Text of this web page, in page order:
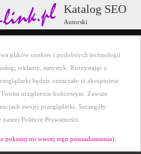
plików cookies i podobnych technologii
reklamy, statystyk. Korzystając z
będzie oznaczało iż akceptujesz
urządzeniu końcowym. Zawsze
swojej przeglądarki. Szczegóły
Polityce Prywatności.
pokazuj mi wiecej tego powiadomienia).
Katalog SEO
Autorski